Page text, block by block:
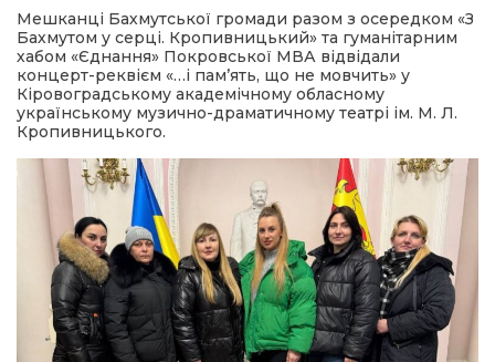
політика
місія
Мешканці Бахмутської громади разом з осередком «З
Бахмутом у серці. Кропивницький» та гуманітарним
хабом «Єднання» Покровської МВА відвідали
концерт-реквієм «…і пам’ять, що не мовчить» у
Кіровоградському академічному обласному
українському музично-драматичному театрі ім. М. Л.
Кропивницького.